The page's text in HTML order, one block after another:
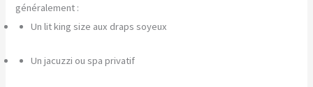
généralement :
Un lit king size aux draps soyeux
Un jacuzzi ou spa privatif